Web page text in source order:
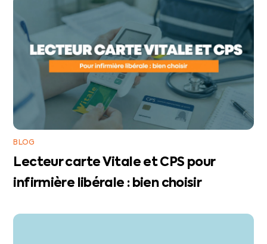
BLOG
Lecteur carte Vitale et CPS pour
infirmière libérale : bien choisir